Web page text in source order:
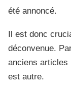
été annoncé.
Il est donc
déconvenue.
anciens articles
est autre.